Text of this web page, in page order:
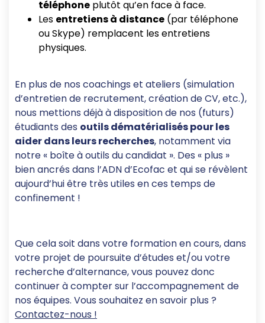
téléphone plutôt qu’en face à face.
Les entretiens à distance (par téléphone
ou Skype) remplacent les entretiens
physiques.
En plus de nos coachings et ateliers (simulation
d’entretien de recrutement, création de CV, etc.),
nous mettions déjà à disposition de nos (futurs)
étudiants des outils dématérialisés pour les
aider dans leurs recherches, notamment via
notre « boîte à outils du candidat ». Des « plus »
bien ancrés dans l’ADN d’Ecofac et qui se révèlent
aujourd’hui être très utiles en ces temps de
confinement !
Que cela soit dans votre formation en cours, dans
votre projet de poursuite d’études et/ou votre
recherche d’alternance, vous pouvez donc
continuer à compter sur l’accompagnement de
nos équipes. Vous souhaitez en savoir plus ?
Contactez-nous !